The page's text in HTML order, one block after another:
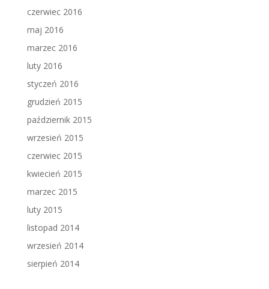
czerwiec 2016
maj 2016
marzec 2016
luty 2016
styczeń 2016
grudzień 2015
październik 2015
wrzesień 2015
czerwiec 2015
kwiecień 2015
marzec 2015
luty 2015
listopad 2014
wrzesień 2014
sierpień 2014